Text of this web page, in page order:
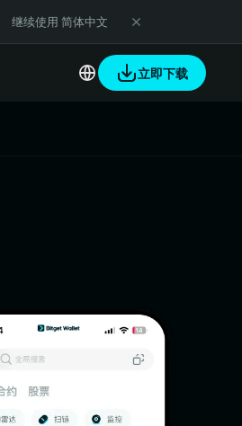
继续使用 简体中文
立即下载